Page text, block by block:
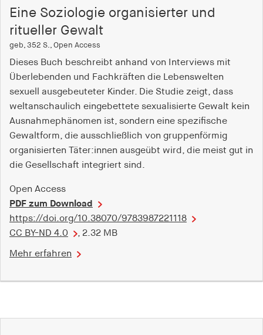
Eine Soziologie organisierter und
ritueller Gewalt
geb, 352 S., Open Access
Dieses Buch beschreibt anhand von Interviews mit
Überlebenden und Fachkräften die Lebenswelten
sexuell ausgebeuteter Kinder. Die Studie zeigt, dass
weltanschaulich eingebettete sexualisierte Gewalt kein
Ausnahmephänomen ist, sondern eine spezifische
Gewaltform, die ausschließlich von gruppenförmig
organisierten Täter:innen ausgeübt wird, die meist gut in
die Gesellschaft integriert sind.
Open Access
PDF zum Download
https://doi.org/10.38070/9783987221118
CC BY-ND 4.0
, 2.32 MB
Mehr erfahren
wie Seitennavigation und Zugriff auf sichere
Bereiche der Webseite ermöglichen. Die Webseite
kann ohne diese Cookies nicht richtig
funktionieren.
cookie_consent
Name:
cookie_consent
Speichert den Zustimmungsstatus des Benutzers
für Cookies auf der aktuellen Domäne.
Cookie Laufzeit:
1 Jahr